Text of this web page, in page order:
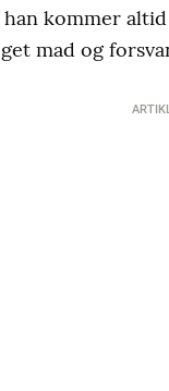
kommer
mad og